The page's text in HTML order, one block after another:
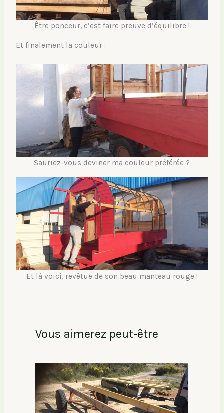
Être ponceur, c’est faire preuve d’équilibre !
Et finalement la couleur :
Sauriez-vous deviner ma couleur préférée ?
Et là voici, revêtue de son beau manteau rouge !
Vous aimerez peut-être